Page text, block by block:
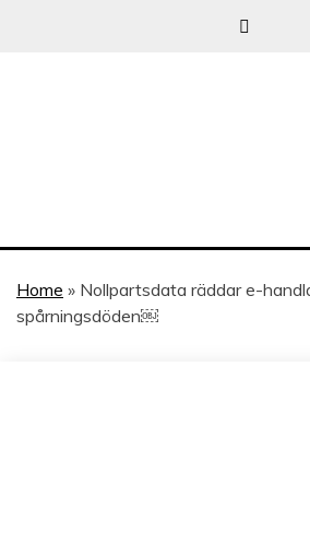
Home » Nollpartsdata räddar e-
spårningsdöden￼